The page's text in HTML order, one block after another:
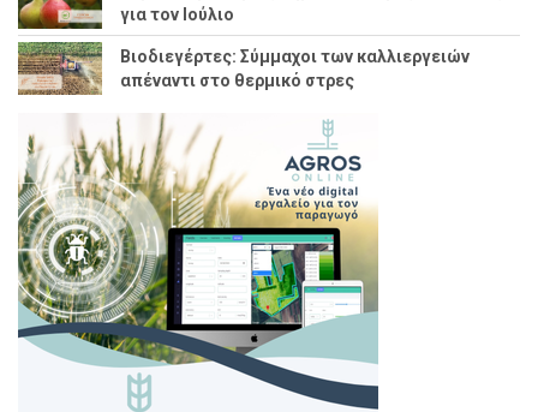
για τον Ιούλιο
Βιοδιεγέρτες: Σύμμαχοι των καλλιεργειών
απέναντι στο θερμικό στρες